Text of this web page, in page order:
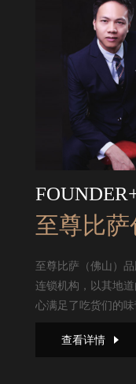
至尊比萨
至尊比萨（佛山）
连锁机构，以其地
心满足了吃货们的
查看详情